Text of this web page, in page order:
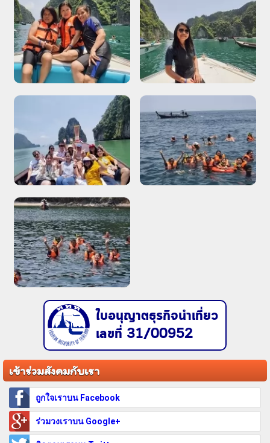
ใบอนุญาตธุรกิจนำเที่ยว
เลขที่ 31/00952
เข้าร่วมสังคมกับเรา
ถูกใจเราบน Facebook
ร่วมวงเราบน Google+